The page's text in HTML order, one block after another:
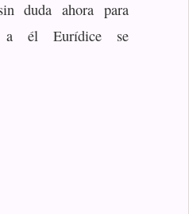
duda ahora para
a él Eurídice se